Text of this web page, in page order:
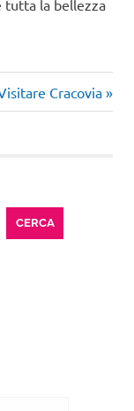
tutta la bellezza
Cracovia
CERCA